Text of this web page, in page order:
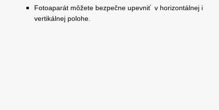
Fotoaparát môžete bezpečne upevniť v horizontálnej i
vertikálnej polohe.